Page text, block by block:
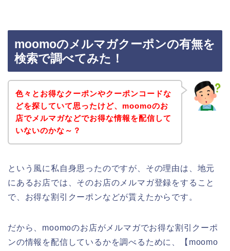
moomoのメルマガクーポンの有無を
検索で調べてみた！
色々とお得なクーポンやクーポンコードな
どを探していて思ったけど、moomoのお
店でメルマガなどでお得な情報を配信して
いないのかな～？
という風に私自身思ったのですが、その理由は、地元
にあるお店では、そのお店のメルマガ登録をすること
で、お得な割引クーポンなどが貰えたからです。
だから、moomoのお店がメルマガでお得な割引クーポ
ンの情報を配信しているかを調べるために、【moomo